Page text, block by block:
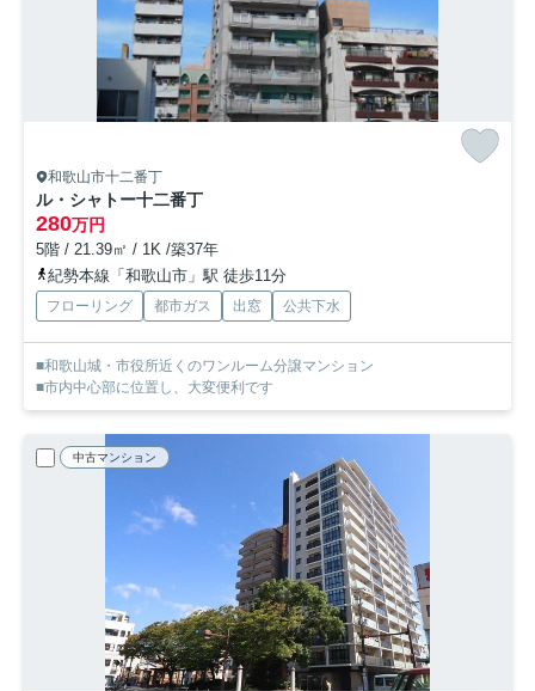
和歌山市十二番丁
ル・シャトー十二番丁
280万円
5階 / 21.39㎡ / 1K /築37年
紀勢本線「和歌山市」駅 徒歩11分
フローリング 都市ガス 出窓 公共下水
■和歌山城・市役所近くのワンルーム分譲マンション
■市内中心部に位置し、大変便利です
中古マンション